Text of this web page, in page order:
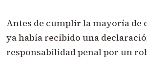
Antes de cumplir la mayoría de
ya había recibido una
responsabilidad penal por un